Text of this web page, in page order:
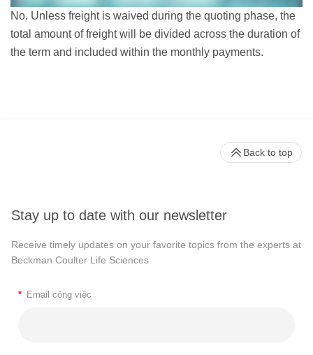
No. Unless freight is waived during the quoting phase, the
total amount of freight will be divided across the duration of
the term and included within the monthly payments.
Stay up to date with our newsletter
Receive timely updates on your favorite topics from the experts at
Beckman Coulter Life Sciences
* Email công việc
Back to top